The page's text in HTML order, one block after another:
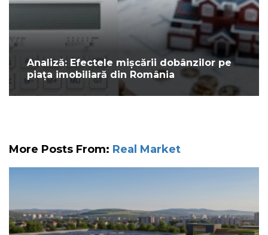
Analiză: Efectele mișcării dobânzilor pe
piața imobiliară din România
More Posts From: Real Market